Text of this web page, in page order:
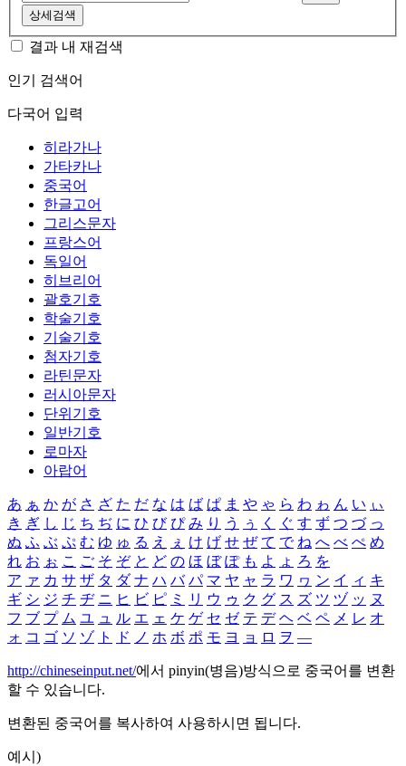
상세검색
결과 내 재검색
인기 검색어
다국어 입력
히라가나
가타카나
중국어
한글고어
그리스문자
프랑스어
독일어
히브리어
괄호기호
학술기호
기술기호
첨자기호
라틴문자
러시아문자
단위기호
일반기호
로마자
아랍어
あ ぁ か が さ ざ た だ な は ば ぱ ま や ゃ ら わ ゎ ん い ぃ
き ぎ し じ ち ぢ に ひ び ぴ み り う ぅ く ぐ す ず つ づ っ
ぬ ふ ぶ ぷ む ゆ ゅ る え ぇ け げ せ ぜ て で ね へ べ ぺ め
れ お ぉ こ ご そ ぞ と ど の ほ ぼ ぽ も よ ょ ろ を
ア ァ カ サ ザ タ ダ ナ ハ バ パ マ ヤ ャ ラ ワ ヮ ン イ ィ キ
ギ シ ジ チ ヂ ニ ヒ ビ ピ ミ リ ウ ゥ ク グ ス ズ ツ ヅ ッ ヌ
フ ブ プ ム ユ ュ ル エ ェ ケ ゲ セ ゼ テ デ ヘ ベ ペ メ レ オ
ォ コ ゴ ソ ゾ ト ド ノ ホ ボ ポ モ ヨ ョ ロ ヲ ―
http://chineseinput.net/에서 pinyin(병음)방식으로 중국어를 변환
할 수 있습니다.
변환된 중국어를 복사하여 사용하시면 됩니다.
예시)